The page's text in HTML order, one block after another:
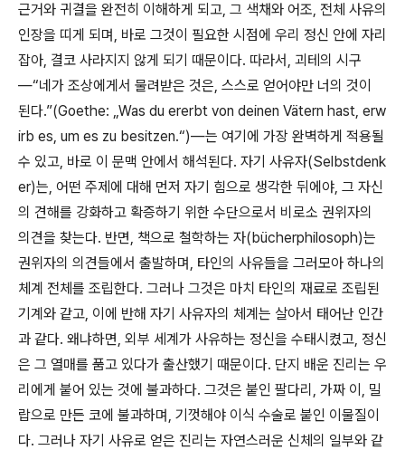
근거와 귀결을 완전히 이해하게 되고, 그 색채와 어조, 전체 사유의
인장을 띠게 되며, 바로 그것이 필요한 시점에 우리 정신 안에 자리
잡아, 결코 사라지지 않게 되기 때문이다. 따라서, 괴테의 시구
―“네가 조상에게서 물려받은 것은, 스스로 얻어야만 너의 것이
된다.”(Goethe: „Was du ererbt von deinen Vätern hast, erw
irb es, um es zu besitzen.“)―는 여기에 가장 완벽하게 적용될
수 있고, 바로 이 문맥 안에서 해석된다. 자기 사유자(Selbstdenk
er)는, 어떤 주제에 대해 먼저 자기 힘으로 생각한 뒤에야, 그 자신
의 견해를 강화하고 확증하기 위한 수단으로서 비로소 권위자의
의견을 찾는다. 반면, 책으로 철학하는 자(bücherphilosoph)는
권위자의 의견들에서 출발하며, 타인의 사유들을 그러모아 하나의
체계 전체를 조립한다. 그러나 그것은 마치 타인의 재료로 조립된
기계와 같고, 이에 반해 자기 사유자의 체계는 살아서 태어난 인간
과 같다. 왜냐하면, 외부 세계가 사유하는 정신을 수태시켰고, 정신
은 그 열매를 품고 있다가 출산했기 때문이다. 단지 배운 진리는 우
리에게 붙어 있는 것에 불과하다. 그것은 붙인 팔다리 , 가짜 이 , 밀
랍으로 만든 코에 불과하며, 기껏해야 이식 수술로 붙인 이물질이
다. 그러나 자기 사유로 얻은 진리는 자연스러운 신체의 일부와 같